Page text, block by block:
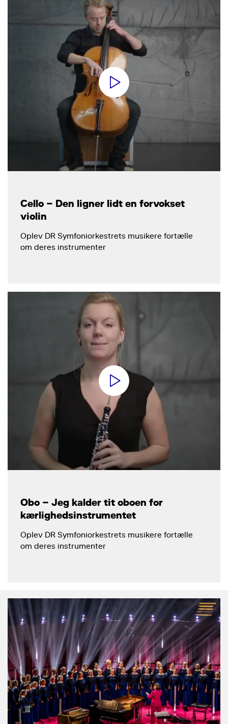
Cello – Den ligner lidt en forvokset
violin
Oplev DR Symfoniorkestrets musikere fortælle
om deres instrumenter
Obo – Jeg kalder tit oboen for
kærlighedsinstrumentet
Oplev DR Symfoniorkestrets musikere fortælle
om deres instrumenter